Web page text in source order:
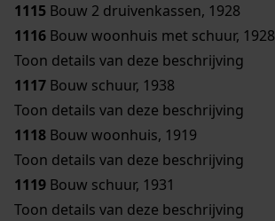
1115 Bouw 2 druivenkassen, 1928
1116 Bouw woonhuis met schuur, 1928
Toon details van deze beschrijving
1117 Bouw schuur, 1938
Toon details van deze beschrijving
1118 Bouw woonhuis, 1919
Toon details van deze beschrijving
1119 Bouw schuur, 1931
Toon details van deze beschrijving